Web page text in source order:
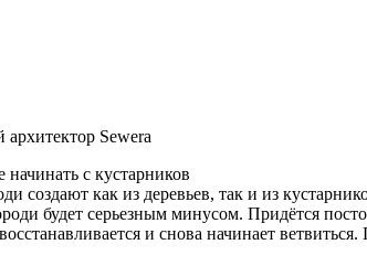
Sewera
с кустарников
создают как из деревьев, так и из
будет серьезным минусом. Придётся
и снова начинает